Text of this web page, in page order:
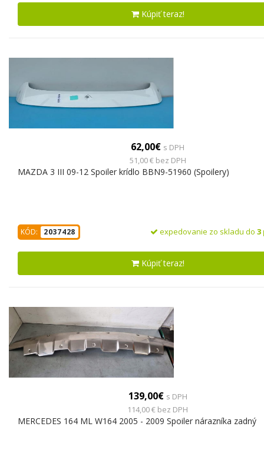
Kúpiť teraz!
62,00€ s DPH
51,00 € bez DPH
MAZDA 3 III 09-12 Spoiler krídlo BBN9-51960 (Spoilery)
KÓD: 2037428 expedovanie zo skladu do 3
Kúpiť teraz!
139,00€ s DPH
114,00 € bez DPH
MERCEDES 164 ML W164 2005 - 2009 Spoiler nárazníka zadný